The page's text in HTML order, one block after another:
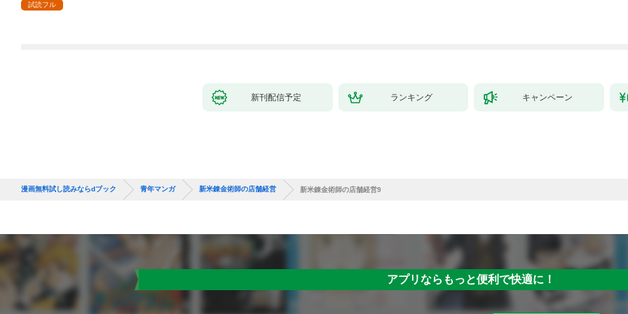
試読フル
新刊配信予定 ランキング キャンペーン
漫画無料試し読みならdブック 青年マンガ 新米錬金術師の店舗経営 新米錬金術師の店舗経営9
アプリならもっと便利で快適に！